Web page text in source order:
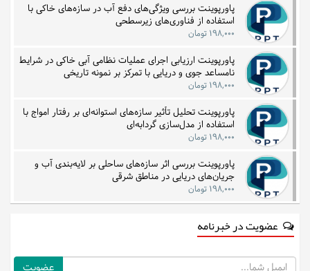
پاورپوینت بررسی ویژگی‌های دفع آب در سازه‌های خاکی با
استفاده از فناوری‌های زیرسطحی
۱۹۸,۰۰۰ تومان
پاورپوینت ارزیابی اجرای عملیات نظامی آبی خاکی در شرایط
نامساعد جوی و دریایی با تمرکز بر نمونه تاریخی
۱۹۸,۰۰۰ تومان
پاورپوینت تحلیل تأثیر سازه‌های استوانه‌ای بر رفتار امواج با
استفاده از مدل‌سازی گردابه‌ای
۱۹۸,۰۰۰ تومان
پاورپوینت بررسی اثر سازه‌های ساحلی بر لایه‌بندی آب و
جریان‌های دریایی در مناطق شرقی
۱۹۸,۰۰۰ تومان
عضویت در خبرنامه
ایمیل